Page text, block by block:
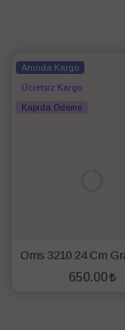
Anında Kargo
Ücretsiz Kargo
Kapıda Ödeme
650.00